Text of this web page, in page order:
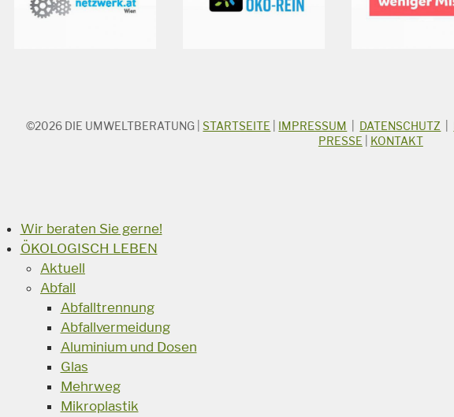
©2026 DIE UMWELTBERATUNG |STARTSEITE IMPRESSUM DATENSCHUTZ
PRESSE
KONTAKT
Wir beraten Sie gerne!
ÖKOLOGISCH LEBEN
Aktuell
Abfall
Abfalltrennung
Abfallvermeidung
Aluminium und Dosen
Glas
Mehrweg
Mikroplastik